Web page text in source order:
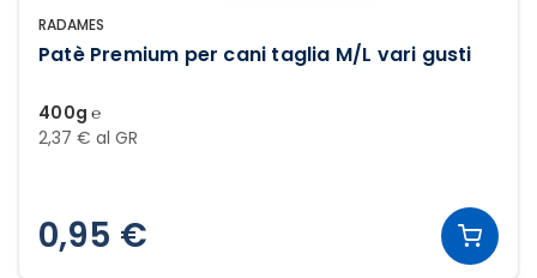
RADAMES
Patè Premium per cani taglia M/L vari gusti
400g ℮
2,37 € al GR
0,95 €